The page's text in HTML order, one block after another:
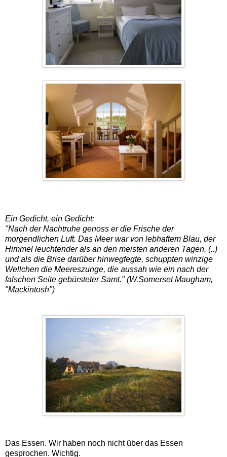
Ein Gedicht, ein Gedicht:
"Nach der Nachtruhe genoss er die Frische der
morgendlichen Luft. Das Meer war von lebhaftem Blau, der
Himmel leuchtender als an den meisten anderen Tagen, (..)
und als die Brise darüber hinwegfegte, schuppten winzige
Wellchen die Meereszunge, die aussah wie ein nach der
falschen Seite gebürsteter Samt." (W.Somerset Maugham,
"Mackintosh")
Das Essen. Wir haben noch nicht über das Essen
gesprochen. Wichtig.